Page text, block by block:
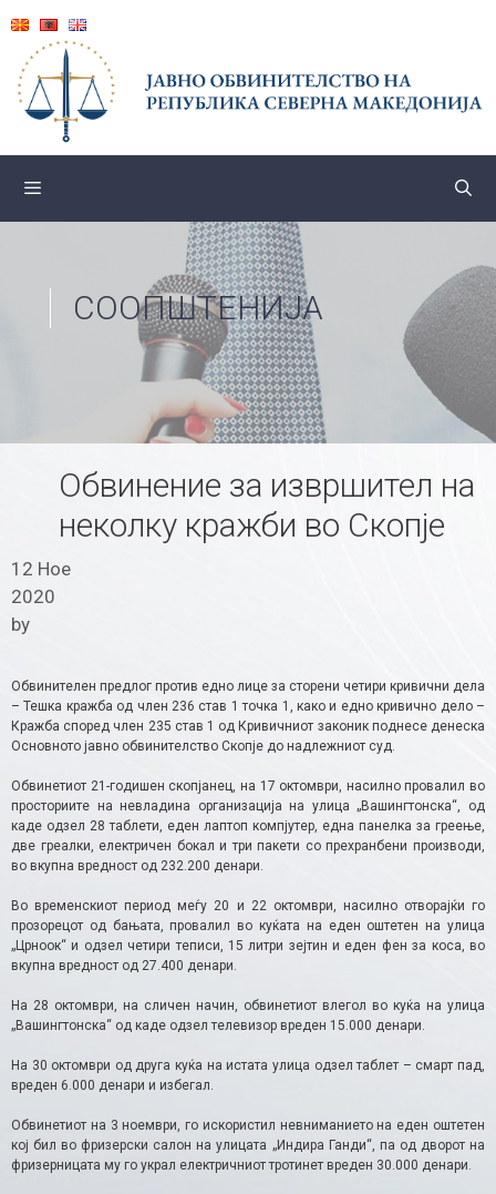
content
СООПШТЕНИЈА
Обвинение за извршител на
неколку кражби во Скопје
12 Ное
2020
by
Обвинителен предлог против едно лице за сторени четири кривични дела
– Тешка кражба од член 236 став 1 точка 1, како и едно кривично дело –
Кражба според член 235 став 1 од Кривичниот законик поднесе денеска
Основното јавно обвинителство Скопје до надлежниот суд.
Обвинетиот 21-годишен скопјанец, на 17 октомври, насилно провалил во
просториите на невладина организација на улица „Вашингтонска“, од
каде одзел 28 таблети, еден лаптоп компјутер, една панелка за греење,
две греалки, електричен бокал и три пакети со прехранбени производи,
во вкупна вредност од 232.200 денари.
Во временскиот период меѓу 20 и 22 октомври, насилно отворајќи го
прозорецот од бањата, провалил во куќата на еден оштетен на улица
„Црноок“ и одзел четири теписи, 15 литри зејтин и еден фен за коса, во
вкупна вредност од 27.400 денари.
На 28 октомври, на сличен начин, обвинетиот влегол во куќа на улица
„Вашингтонска“ од каде одзел телевизор вреден 15.000 денари.
На 30 октомври од друга куќа на истата улица одзел таблет – смарт пад,
вреден 6.000 денари и избегал.
Обвинетиот на 3 ноември, го искористил невниманието на еден оштетен
кој бил во фризерски салон на улицата „Индира Ганди“, па од дворот на
фризерницата му го украл електричниот тротинет вреден 30.000 денари.